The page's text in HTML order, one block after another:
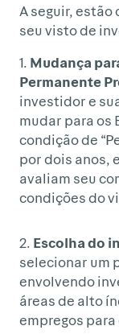
A seguir,
seu visto de
1. Mudança
Permanente
investidor e
mudar para os
condição de
por dois anos,
avaliam seu
condições do
2. Escolha do
selecionar um
envolvendo
áreas de alto
empregos